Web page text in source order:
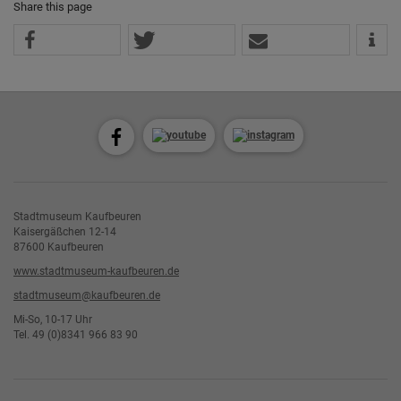
Share this page
Stadtmuseum Kaufbeuren
Kaisergäßchen 12-14
87600 Kaufbeuren
www.stadtmuseum-kaufbeuren.de
stadtmuseum@kaufbeuren.de
Mi-So, 10-17 Uhr
Tel. 49 (0)8341 966 83 90